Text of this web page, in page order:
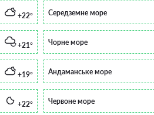
+22°
+21°
+19°
+22°
Середземне море
Чорне море
Андаманське море
Червоне море